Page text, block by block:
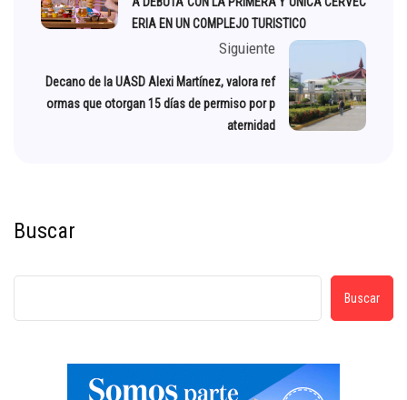
ERIA EN UN COMPLEJO TURISTICO
Siguiente
Decano de la UASD Alexi Martínez, valora ref
ormas que otorgan 15 días de permiso por p
aternidad
Buscar
Buscar